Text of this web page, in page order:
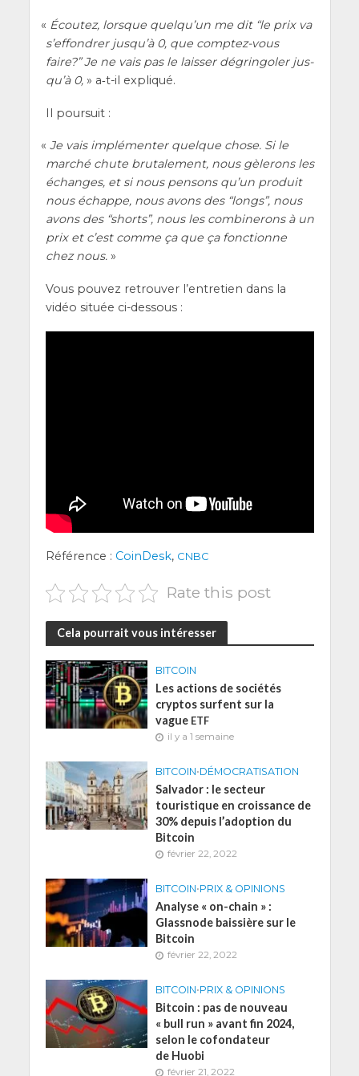
« Écou­tez, lorsque quel­qu’un me dit “le prix va
s’ef­fon­drer jus­qu’à 0, que comp­tez-vous
faire?” Je ne vais pas le lais­ser dégrin­go­ler jus­
qu’à 0,» a‑t-il expliqué.
Il pour­suit :
« Je vais implé­men­ter quelque chose. Si le
mar­ché chute bru­ta­le­ment, nous gèle­rons les
échanges, et si nous pen­sons qu’un pro­duit
nous échappe, nous avons des “longs”, nous
avons des “shorts”, nous les com­bi­ne­rons à un
prix et c’est comme ça que ça fonc­tionne
chez nous.»
Vous pou­vez retrou­ver l’en­tre­tien dans la
vidéo située ci-dessous :
Réfé­rence : Coin­Desk, CNBC
Rate this post
Cela pourrait vous intéresser
BITCOIN
Les actions de sociétés
cryptos surfent sur la
vague ETF
il y a 1 semaine
BITCOIN•DÉMOCRATISATION
Salvador : le secteur
touristique en croissance de
30% depuis l’adoption du
Bitcoin
février 22, 2022
BITCOIN•PRIX & OPINIONS
Analyse « on-chain » :
Glassnode baissière sur le
Bitcoin
février 22, 2022
BITCOIN•PRIX & OPINIONS
Bitcoin : pas de nouveau
« bull run » avant fin 2024,
selon le cofondateur
de Huobi
février 21, 2022